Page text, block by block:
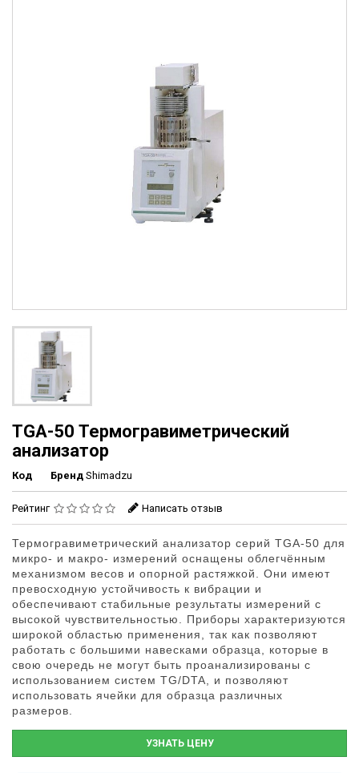
TGA-50 Термогравиметрический
анализатор
Код Бренд Shimadzu
Рейтинг Написать отзыв
Термогравиметрический анализатор серий TGA-50 для
микро- и макро- измерений оснащены облегчённым
механизмом весов и опорной растяжкой. Они имеют
превосходную устойчивость к вибрации и
обеспечивают стабильные результаты измерений с
высокой чувствительностью. Приборы характеризуются
широкой областью применения, так как позволяют
работать с большими навесками образца, которые в
свою очередь не могут быть проанализированы с
использованием систем TG/DTA, и позволяют
использовать ячейки для образца различных
размеров.
УЗНАТЬ ЦЕНУ